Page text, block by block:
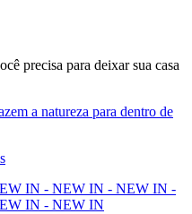
precisa para deixar sua casa
a natureza para dentro de
IN - NEW IN - NEW IN -
IN - NEW IN